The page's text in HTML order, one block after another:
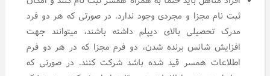
ثبت نام مجزا و مجردی وجود ندارد. در صورتی که هر دو فرد
مدرک تحصیلی بالای دیپلم داشته باشند، میتوانند جهت
افزایش شانس برنده شدن، دو فرم مجزا که در هر دو فرم
اطلاعات همسر قید شده باشد شرکت کنند. در صورتی که